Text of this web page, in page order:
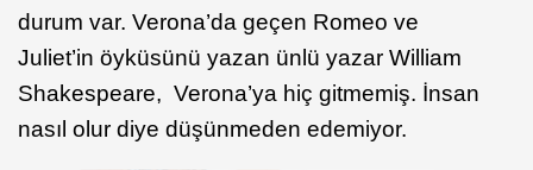
durum var. Verona’da geçen Romeo ve
Juliet’in öyküsünü yazan ünlü yazar William
Shakespeare, Verona’ya hiç gitmemiş. İnsan
nasıl olur diye düşünmeden edemiyor.